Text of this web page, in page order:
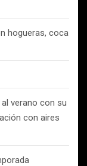
hogueras, coca
verano con su
con aires